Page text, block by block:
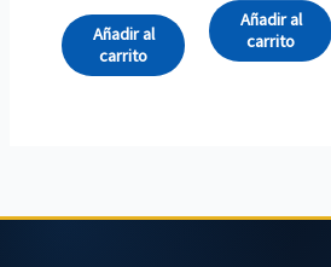
Añadir al
carrito
Añadir al
carrito